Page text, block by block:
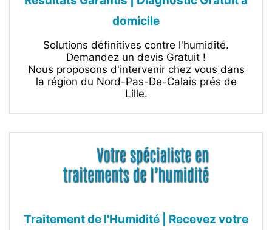
domicile‎
Solutions définitives contre l'humidité.
Demandez un devis Gratuit !
Nous proposons d'intervenir chez vous dans
la région du Nord-Pas-De-Calais prés de
Lille.
Traitement de l'Humidité | Recevez votre